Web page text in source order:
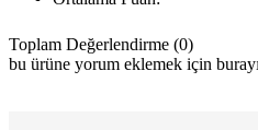
Toplam Değerlendirme (0)
bu ürüne yorum eklemek için